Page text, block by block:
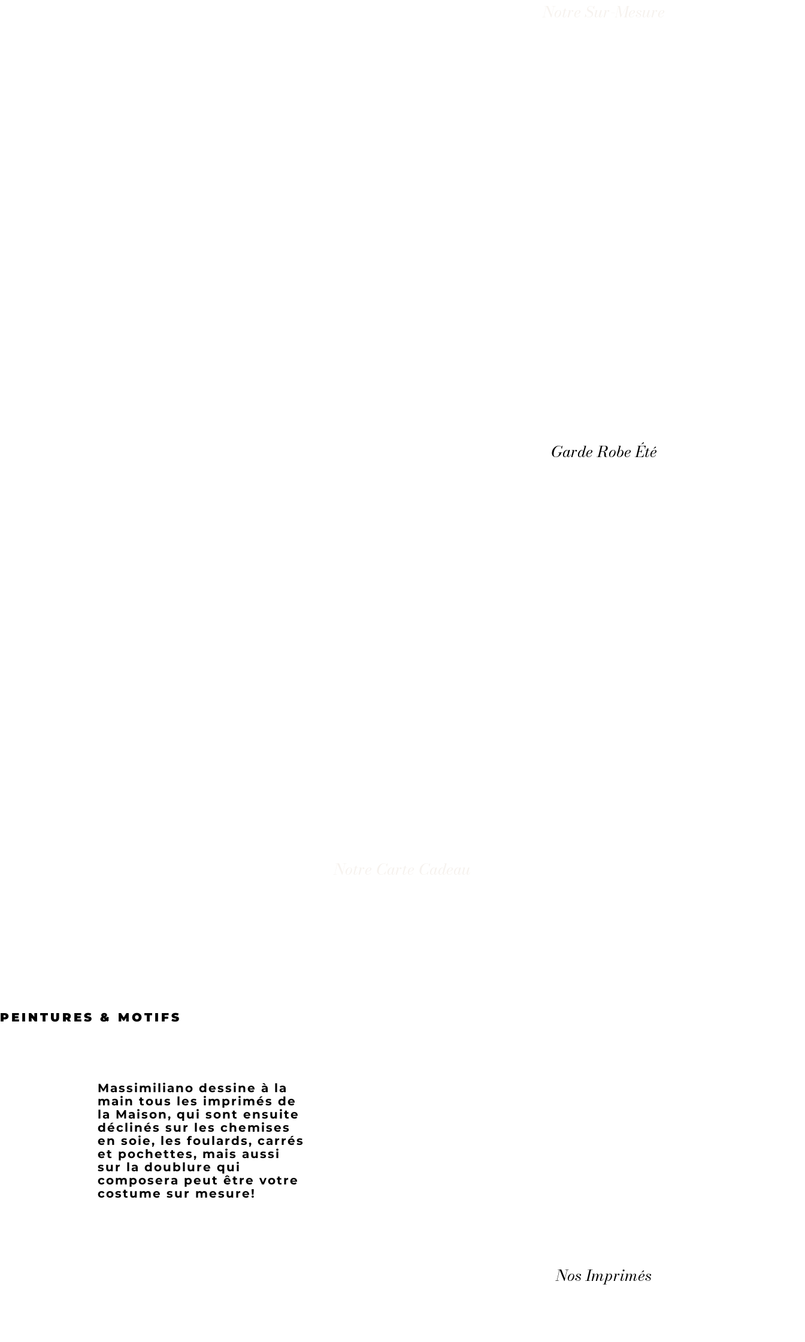
Garde Robe Été
PEINTURES & MOTIFS
Massimiliano dessine à la
main tous les imprimés de
la Maison, qui sont ensuite
déclinés sur les chemises
en soie, les foulards, carrés
et pochettes, mais aussi
sur la doublure qui
composera peut être votre
costume sur mesure!
Nos Imprimés